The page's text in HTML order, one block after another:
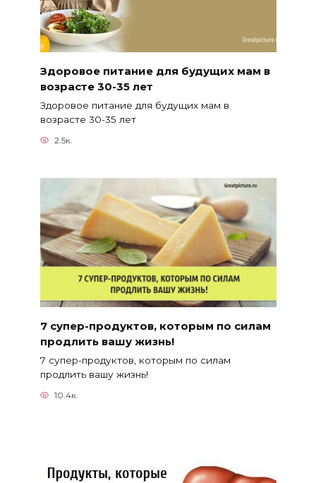
Здоровое питание для будущих мам в
возрасте 30-35 лет
Здоровое питание для будущих мам в
возрасте 30-35 лет
2.5к.
7 супер-продуктов, которым по силам
продлить вашу жизнь!
7 супер-продуктов, которым по силам
продлить вашу жизнь!
10.4к.